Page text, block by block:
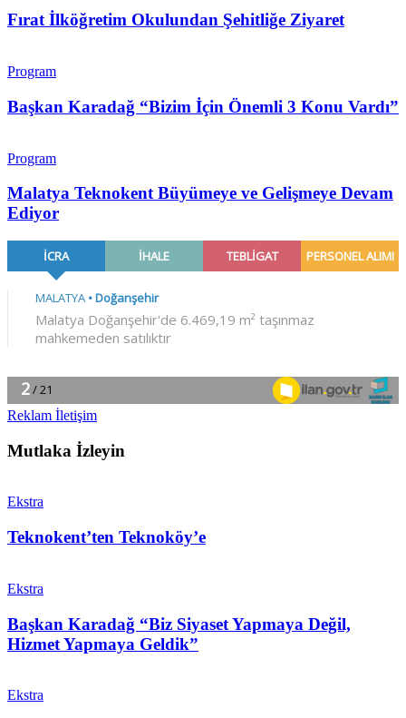
Fırat İlköğretim Okulundan Şehitliğe Ziyaret
Program
Başkan Karadağ “Bizim İçin Önemli 3 Konu Vardı”
Program
Malatya Teknokent Büyümeye ve Gelişmeye Devam
Ediyor
Reklam İletişim
Mutlaka İzleyin
Ekstra
Teknokent’ten Teknoköy’e
Ekstra
Başkan Karadağ “Biz Siyaset Yapmaya Değil,
Hizmet Yapmaya Geldik”
Ekstra